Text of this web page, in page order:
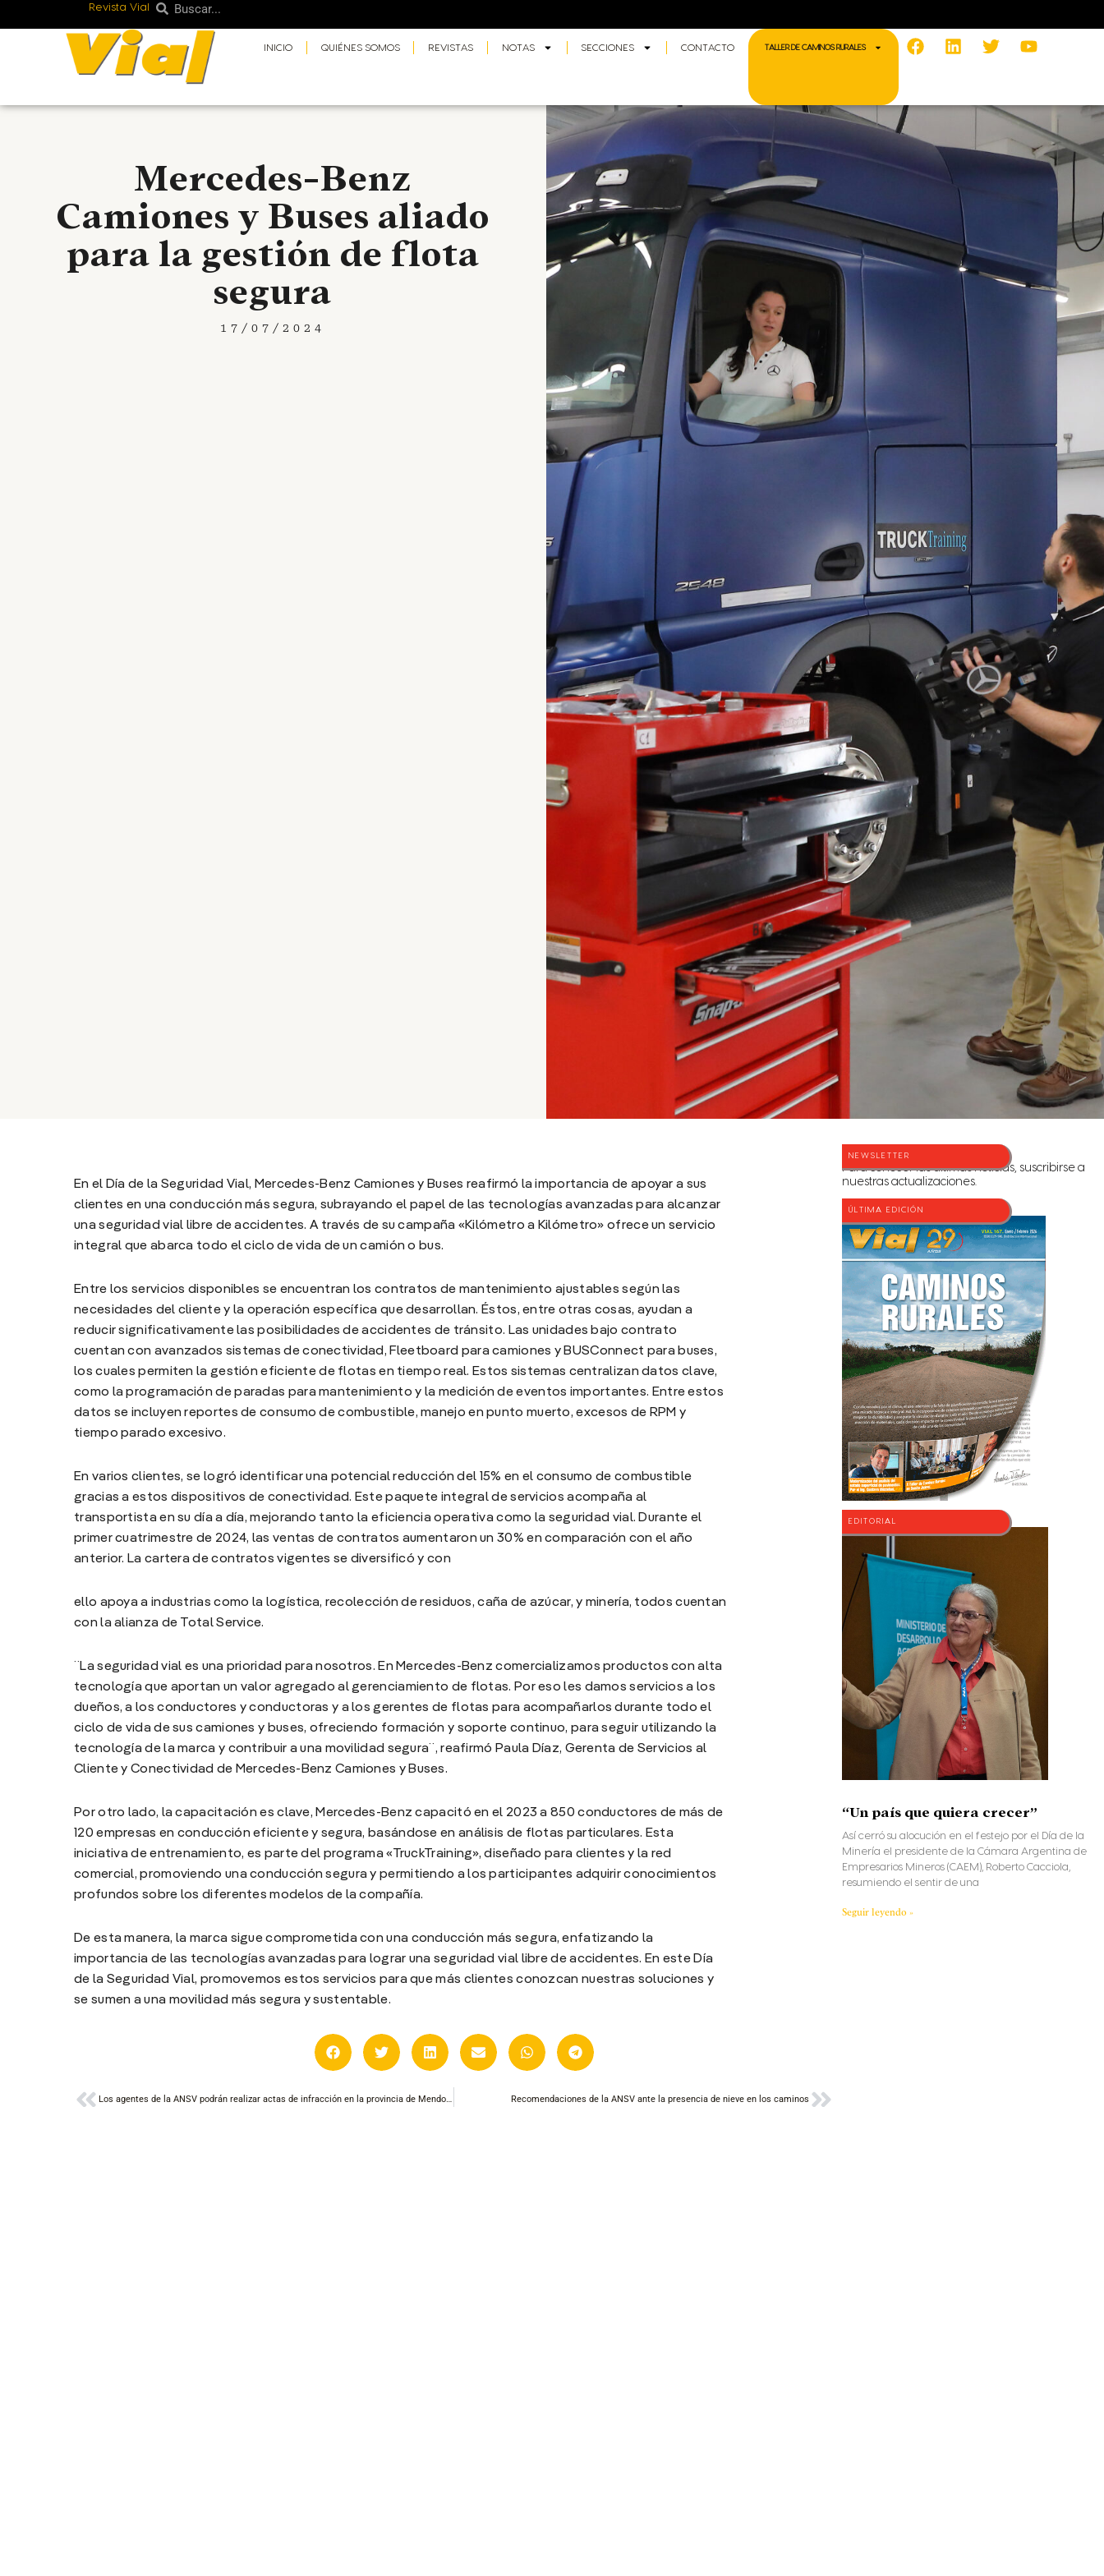
Revista Vial Buscar
Buscar
INICIO QUIÉNES SOMOS REVISTAS NOTAS SECCIONES CONTACTO TALLER DE CAMINOS RURALES
Facebook
LinkedinTwitterYoutube
Mercedes-Benz
Camiones y Buses aliado
para la gestión de flota
segura
17/07/2024
Para conocer las últimas noticias, suscribirse a
nuestras actualizaciones.
ÚLTIMA EDICIÓN
NEWSLETTER
EDITORIAL
“Un país que quiera crecer”
Así cerró su alocución en el festejo por el Día de la
Minería el presidente de la Cámara Argentina de
Empresarios Mineros (CAEM), Roberto Cacciola,
resumiendo el sentir de una
Seguir leyendo »
En el Día de la Seguridad Vial, Mercedes-Benz Camiones y Buses reafirmó la importancia de apoyar a sus
clientes en una conducción más segura, subrayando el papel de las tecnologías avanzadas para alcanzar
una seguridad vial libre de accidentes. A través de su campaña «Kilómetro a Kilómetro» ofrece un servicio
integral que abarca todo el ciclo de vida de un camión o bus.
Entre los servicios disponibles se encuentran los contratos de mantenimiento ajustables según las
necesidades del cliente y la operación específica que desarrollan. Éstos, entre otras cosas, ayudan a
reducir significativamente las posibilidades de accidentes de tránsito. Las unidades bajo contrato
cuentan con avanzados sistemas de conectividad, Fleetboard para camiones y BUSConnect para buses,
los cuales permiten la gestión eficiente de flotas en tiempo real. Estos sistemas centralizan datos clave,
como la programación de paradas para mantenimiento y la medición de eventos importantes. Entre estos
datos se incluyen reportes de consumo de combustible, manejo en punto muerto, excesos de RPM y
tiempo parado excesivo.
En varios clientes, se logró identificar una potencial reducción del 15% en el consumo de combustible
gracias a estos dispositivos de conectividad. Este paquete integral de servicios acompaña al
transportista en su día a día, mejorando tanto la eficiencia operativa como la seguridad vial. Durante el
primer cuatrimestre de 2024, las ventas de contratos aumentaron un 30% en comparación con el año
anterior. La cartera de contratos vigentes se diversificó y con
ello apoya a industrias como la logística, recolección de residuos, caña de azúcar, y minería, todos cuentan
con la alianza de Total Service.
¨La seguridad vial es una prioridad para nosotros. En Mercedes-Benz comercializamos productos con alta
tecnología que aportan un valor agregado al gerenciamiento de flotas. Por eso les damos servicios a los
dueños, a los conductores y conductoras y a los gerentes de flotas para acompañarlos durante todo el
ciclo de vida de sus camiones y buses, ofreciendo formación y soporte continuo, para seguir utilizando la
tecnología de la marca y contribuir a una movilidad segura¨, reafirmó Paula Díaz, Gerenta de Servicios al
Cliente y Conectividad de Mercedes-Benz Camiones y Buses.
Por otro lado, la capacitación es clave, Mercedes-Benz capacitó en el 2023 a 850 conductores de más de
120 empresas en conducción eficiente y segura, basándose en análisis de flotas particulares. Esta
iniciativa de entrenamiento, es parte del programa «TruckTraining», diseñado para clientes y la red
comercial, promoviendo una conducción segura y permitiendo a los participantes adquirir conocimientos
profundos sobre los diferentes modelos de la compañía.
De esta manera, la marca sigue comprometida con una conducción más segura, enfatizando la
importancia de las tecnologías avanzadas para lograr una seguridad vial libre de accidentes. En este Día
de la Seguridad Vial, promovemos estos servicios para que más clientes conozcan nuestras soluciones y
se sumen a una movilidad más segura y sustentable.
Ant Los agentes de la ANSV podrán realizar actas de infracción en la provincia de Mendoza Recomendaciones de la ANSV ante la presencia de nieve en los caminos Siguiente